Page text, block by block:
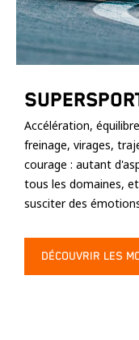
Accélération,
freinage, virages,
courage : autant
tous les domaines,
susciter des
DÉCOUVRIR LES